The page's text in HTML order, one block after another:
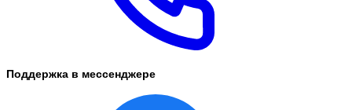
Поддержка в мессенджере